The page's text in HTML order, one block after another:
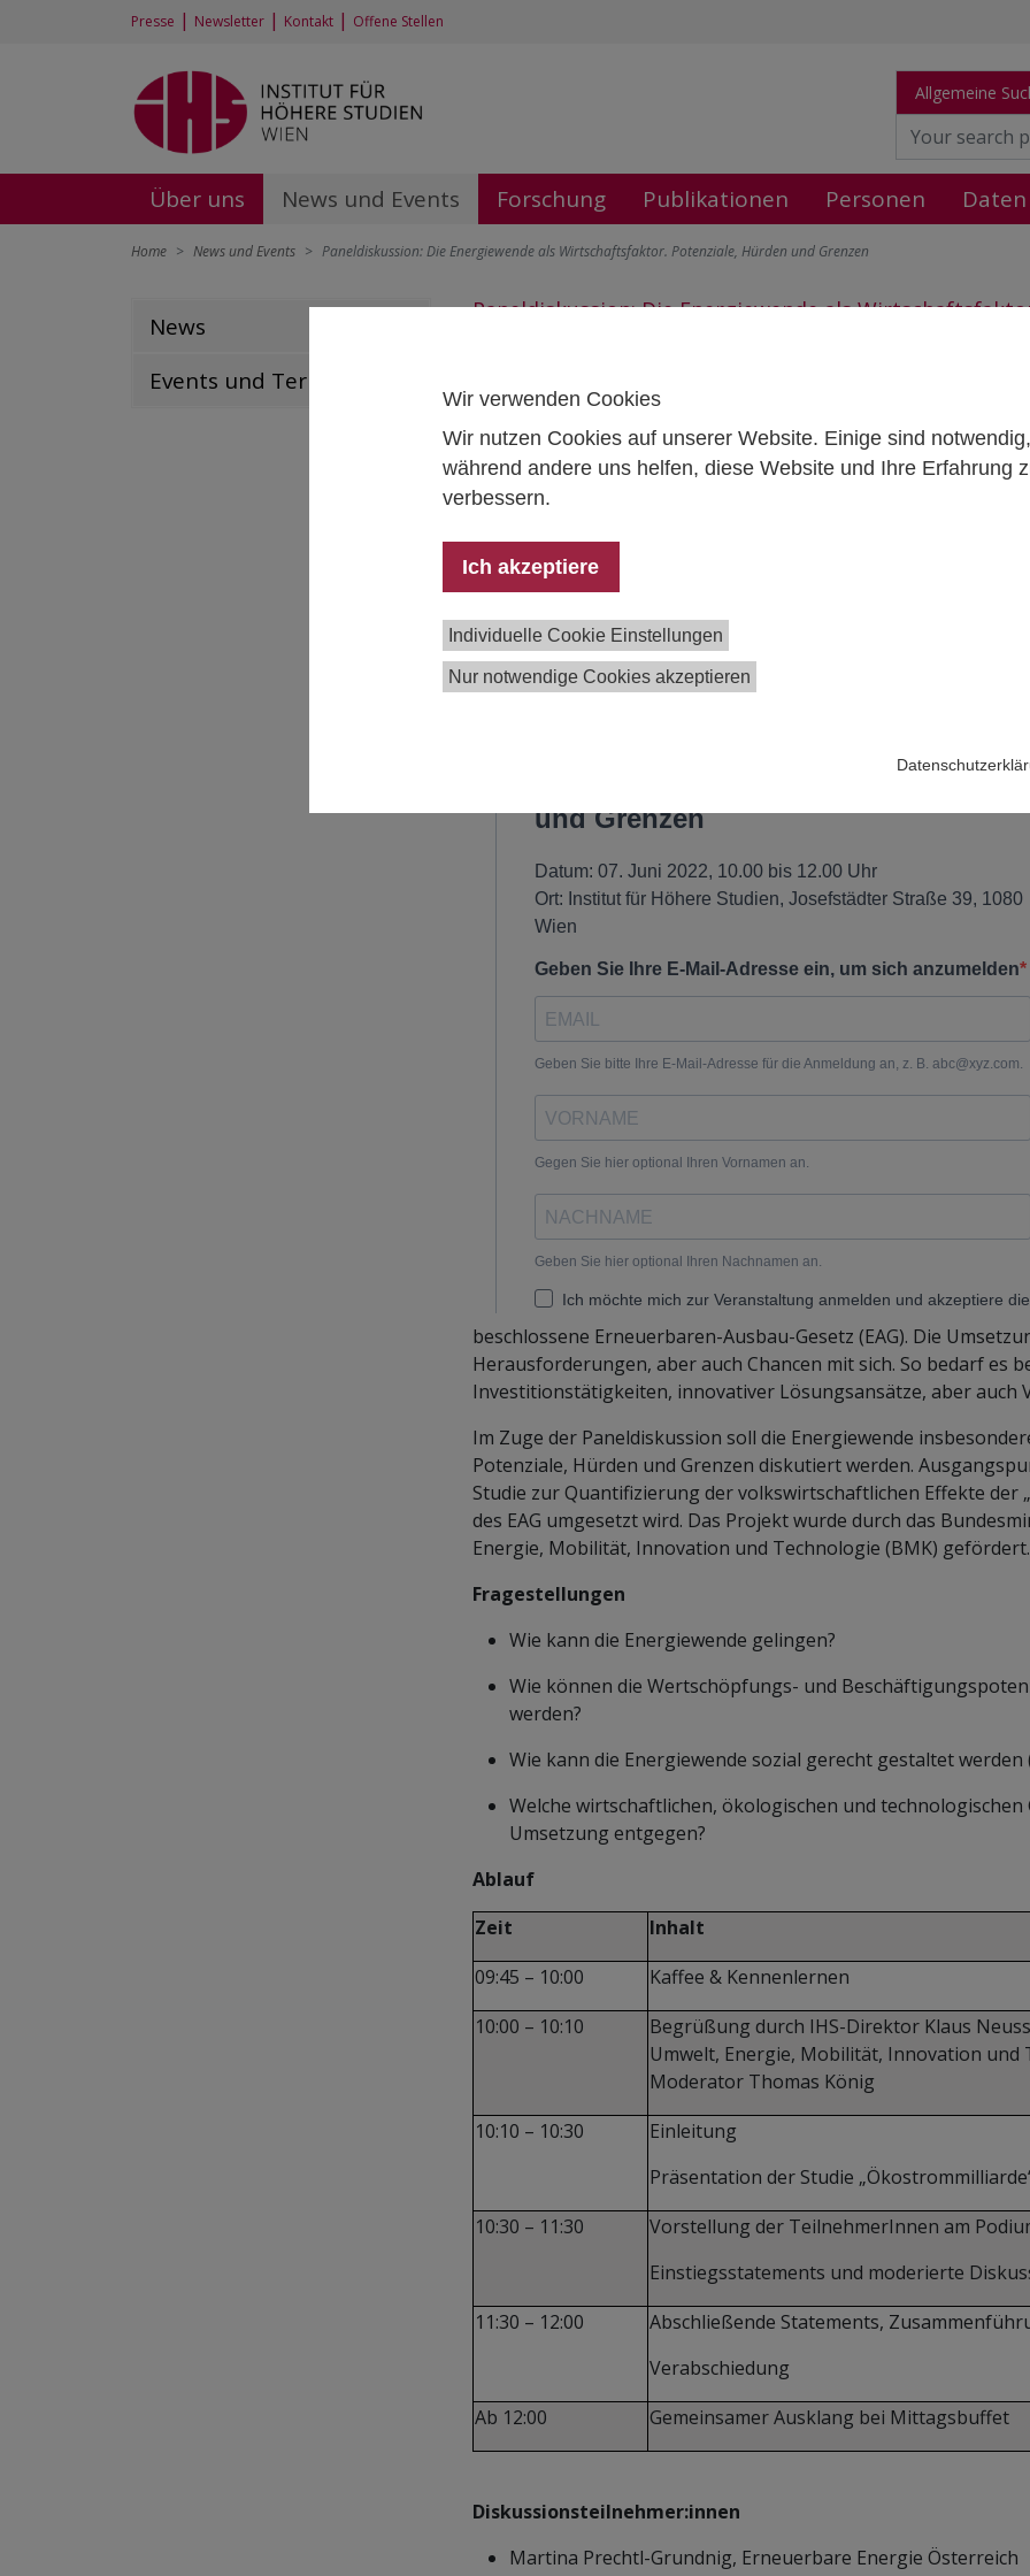
Wir verwenden Cookies
Wir nutzen Cookies auf unserer Website. Einige sind notwendig,
während andere uns helfen, diese Website und Ihre Erfahrung
verbessern.
Ich akzeptiere
Individuelle Cookie Einstellungen
Nur notwendige Cookies akzeptieren
Presse | Newsletter | Kontakt | Offene Stellen
Allgemeine
Über uns News und Events Forschung Publikationen Personen
Home News und Events Paneldiskussion: Die Energiewende als Wirtschaftsfaktor. Potenziale, Hürden und Grenzen
News
Events und Termine
Paneldiskussion: Die Energiewende als
10:00 - 12:00 , IHS, Josefstädter
beschlossene Erneuerbaren-Ausbau-Gesetz (EAG). Die
Herausforderungen, aber auch Chancen mit sich. So bedarf es
Investitionstätigkeiten, innovativer Lösungsansätze, aber auch
Im Zuge der Paneldiskussion soll die Energiewende
Potenziale, Hürden und Grenzen diskutiert werden.
Studie zur Quantifizierung der volkswirtschaftlichen Effekte der
des EAG umgesetzt wird. Das Projekt wurde durch das
Energie, Mobilität, Innovation und Technologie (BMK) gefördert.
Fragestellungen
Wie kann die Energiewende gelingen?
Wie können die Wertschöpfungs- und
werden?
Wie kann die Energiewende sozial gerecht gestaltet
Welche wirtschaftlichen, ökologischen und
Umsetzung entgegen?
Ablauf
Zeit
Inhalt
09:45 – 10:00
Kaffee & Kennenlernen
10:00 – 10:10
Begrüßung durch IHS-Direktor Klaus
Umwelt, Energie, Mobilität, Innovation und
Moderator Thomas König
10:10 – 10:30
Einleitung
Präsentation der Studie
10:30 – 11:30
Vorstellung der TeilnehmerInnen am
Einstiegsstatements und moderierte
11:30 – 12:00
Abschließende Statements,
Verabschiedung
Ab 12:00
Gemeinsamer Ausklang bei Mittagsbuffet
Diskussionsteilnehmer:innen
Martina Prechtl-Grundnig, Erneuerbare Energie Österreich